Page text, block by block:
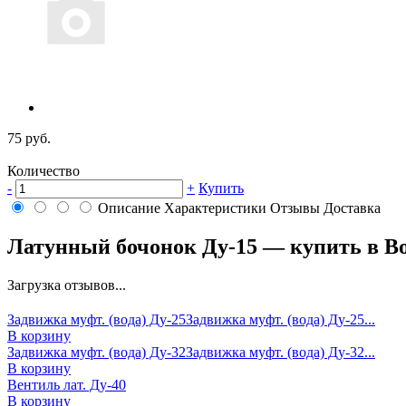
75 руб.
Количество
-
+ Купить
Описание Характеристики Отзывы Доставка
Латунный бочонок Ду-15 — купить в
Загрузка отзывов...
Задвижка муфт. (вода) Ду-25Задвижка муфт. (вода) Ду-25...
В корзину
Задвижка муфт. (вода) Ду-32Задвижка муфт. (вода) Ду-32...
В корзину
Вентиль лат. Ду-40
В корзину